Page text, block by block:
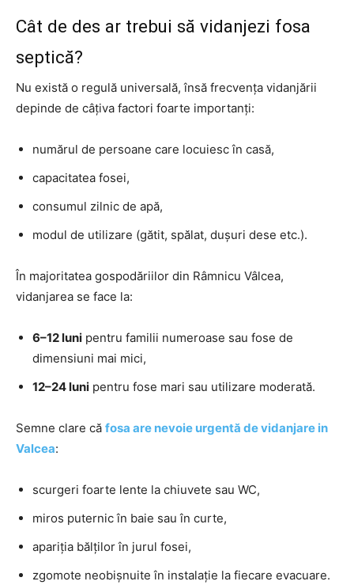
Cât de des ar trebui să vidanjezi fosa
septică?
Nu există o regulă universală, însă frecvența vidanjării
depinde de câțiva factori foarte importanți:
numărul de persoane care locuiesc în casă,
capacitatea fosei,
consumul zilnic de apă,
modul de utilizare (gătit, spălat, dușuri dese etc.).
În majoritatea gospodăriilor din Râmnicu Vâlcea,
vidanjarea se face la:
6–12 luni pentru familii numeroase sau fose de
dimensiuni mai mici,
12–24 luni pentru fose mari sau utilizare moderată.
Semne clare că fosa are nevoie urgentă de vidanjare in
Valcea:
scurgeri foarte lente la chiuvete sau WC,
miros puternic în baie sau în curte,
apariția bălților în jurul fosei,
zgomote neobișnuite în instalație la fiecare evacuare.